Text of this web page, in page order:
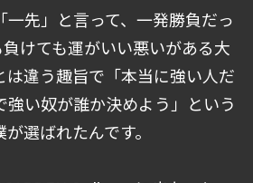
一先」と言って、一発勝負だっ
けても運がいい悪いがある大
は違う趣旨で「本当に強い人だ
強い奴が誰か決めよう」という
選ばれたんです。